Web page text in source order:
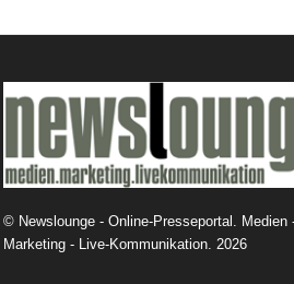
© Newslounge - Online-Presseportal. Medien
Marketing - Live-Kommunikation. 2026